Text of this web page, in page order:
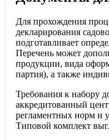
Для прохождения
декларирования
подготавливает
Перечень может
продукции, вида
партия), а также
Требования к набору
аккредитованный
регламентных норм и
Типовой комплект